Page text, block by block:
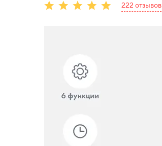
222 отзывов